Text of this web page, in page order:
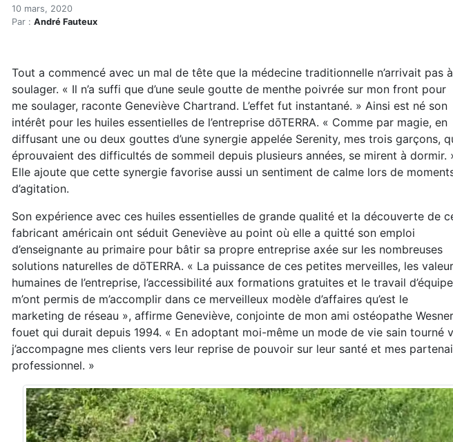
Accueil
Articles
Des huiles essentielles qui changent le
10 mars, 2020
Par : André Fauteux
Tout a commencé avec un mal de tête que la médecine traditionnelle n’arrivait pas à
soulager. « Il n’a suffi que d’une seule goutte de menthe poivrée sur mon front pour
me soulager, raconte Geneviève Chartrand. L’effet fut instantané. » Ainsi est né son
intérêt pour les huiles essentielles de l’entreprise dōTERRA. « Comme par magie, en
diffusant une ou deux gouttes d’une synergie appelée Serenity, mes trois garçons,
éprouvaient des difficultés de sommeil depuis plusieurs années, se mirent à dormir.
Elle ajoute que cette synergie favorise aussi un sentiment de calme lors de
d’agitation.
Son expérience avec ces huiles essentielles de grande qualité et la découverte de
fabricant américain ont séduit Geneviève au point où elle a quitté son emploi
d’enseignante au primaire pour bâtir sa propre entreprise axée sur les nombreuses
solutions naturelles de dōTERRA. « La puissance de ces petites merveilles, les
humaines de l’entreprise, l’accessibilité aux formations gratuites et le travail d’équipe
m’ont permis de m’accomplir dans ce merveilleux modèle d’affaires qu’est le
marketing de réseau », affirme Geneviève, conjointe de mon ami ostéopathe
fouet qui durait depuis 1994. « En adoptant moi-même un mode de vie sain tourné
j’accompagne mes clients vers leur reprise de pouvoir sur leur santé et mes
professionnel. »